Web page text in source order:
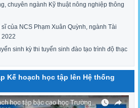
chuyên ngành Kỹ thuật nông nghiệp thông
của NCS Phạm Xuân Quỳnh, ngành Tài
2022
sinh kỳ thi tuyển sinh đào tạo trình độ thạc
Kế hoạch học tập lên Hệ thống